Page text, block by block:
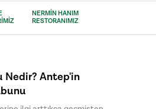
NERMİN HANIM
RESTORANIMIZ
Nedir? Antep'in